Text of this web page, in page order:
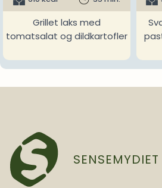
Grillet laks med
tomatsalat og dildkartofler
SENSEMYDIET